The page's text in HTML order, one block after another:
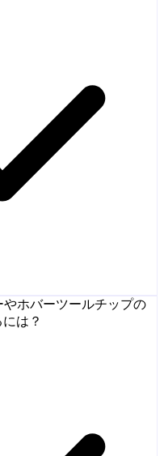
やホバーツールチップの
は？